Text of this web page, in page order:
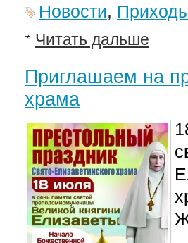
Новости,
Читать дальше
Приглашаем на
храма